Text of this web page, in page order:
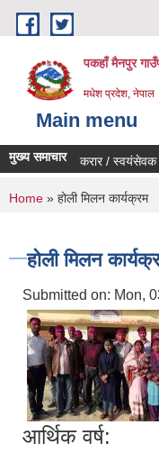
Skip to main content
पकहाँ मैनपुर
मधेश प्रदेश, नेपाल
Main menu
मुख्य समाचारकरार / स्वयंसेवक
You are here
Home » होली मिलन कार्यक्रम
होली मिलन
Submitted on: Mon,
आर्थिक वर्ष: